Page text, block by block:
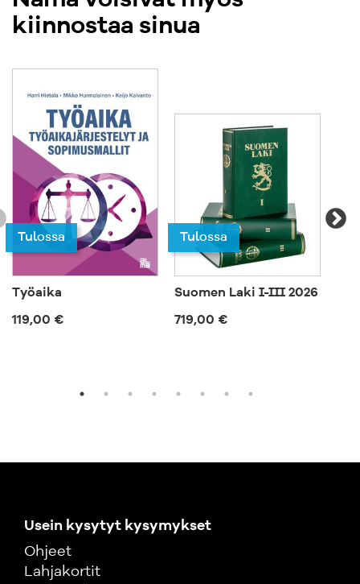
kiinnostaa sinua
Tulossa
Työaika
119,00 €
Tulossa
Suomen Laki I-III 2026
719,00 €
Usein kysytyt kysymykset
Ohjeet
Lahjakortit